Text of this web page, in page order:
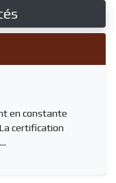
en constante
certification